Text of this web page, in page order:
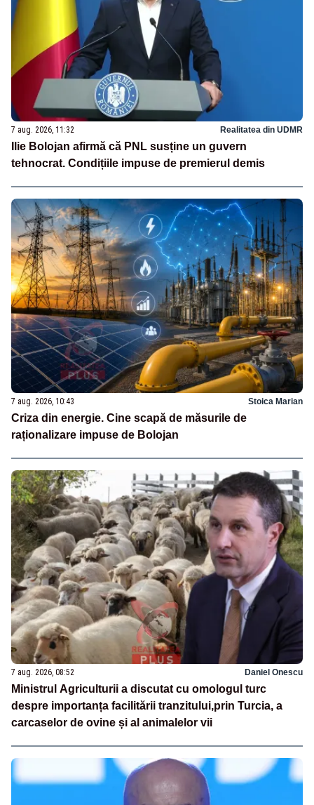
7 aug. 2026, 11:32 Realitatea din UDMR
Ilie Bolojan afirmă că PNL susține un guvern
tehnocrat. Condițiile impuse de premierul demis
7 aug. 2026, 10:43 Stoica Marian
Criza din energie. Cine scapă de măsurile de
raționalizare impuse de Bolojan
7 aug. 2026, 08:52 Daniel Onescu
Ministrul Agriculturii a discutat cu omologul turc
despre importanța facilitării tranzitului,prin Turcia, a
carcaselor de ovine și al animalelor vii